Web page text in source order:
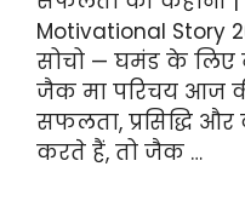
Motivational Story
सोचो — घमंड के लिए
जैक मा परिचय आज
सफलता, प्रसिद्धि
करते हैं, तो जैक …